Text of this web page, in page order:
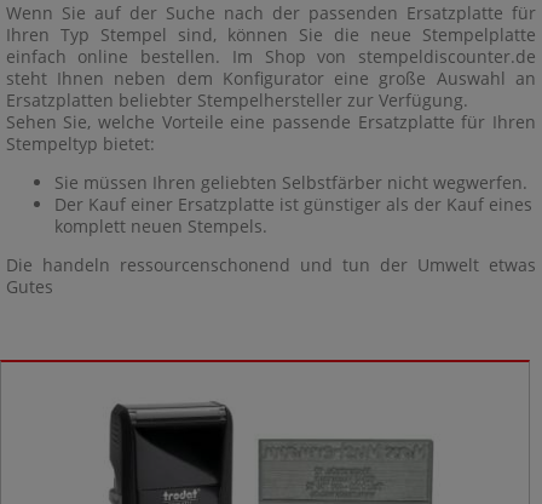
Wenn Sie auf der Suche nach der passenden Ersatzplatte für
Ihren Typ Stempel sind, können Sie die neue Stempelplatte
einfach online bestellen. Im Shop von stempeldiscounter.de
steht Ihnen neben dem Konfigurator eine große Auswahl an
Ersatzplatten beliebter Stempelhersteller zur Verfügung.
Sehen Sie, welche Vorteile eine passende Ersatzplatte für Ihren
Stempeltyp bietet:
Sie müssen Ihren geliebten Selbstfärber nicht wegwerfen.
Der Kauf einer Ersatzplatte ist günstiger als der Kauf eines
komplett neuen Stempels.
Die handeln ressourcenschonend und tun der Umwelt etwas
Gutes